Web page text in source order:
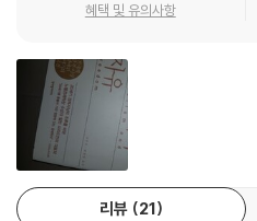
로써 사회적 책임을 완수한다”, “정부
광범위하게 분산해야 한다”, “경쟁적
며, 정치적 자유를 위한 필요조건이다
의 주장은 현대 경제학을 이해하는 데
이번 청어람미디어의 신간 『자본주의
002년에 출간한 40주년 기념판을 번
혜택 및 유의사항
리뷰 21